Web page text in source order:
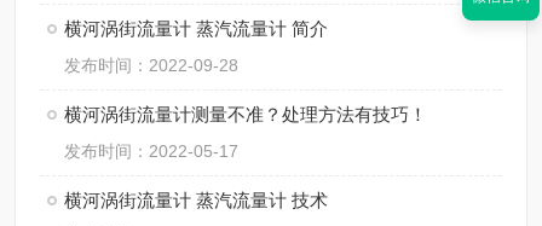
横河涡街流量计 蒸汽流量计 简介
发布时间：2022-09-28
横河涡街流量计测量不准？处理方法有技巧！
发布时间：2022-05-17
横河涡街流量计 蒸汽流量计 技术